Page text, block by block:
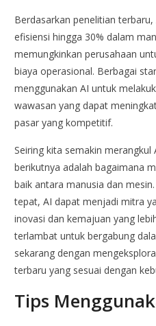
Berdasarkan penelitian
efisiensi hingga 30% dalam
memungkinkan perusahaan
biaya operasional. Berbagai
menggunakan AI untuk
wawasan yang dapat
pasar yang kompetitif.
Seiring kita semakin
berikutnya adalah bagaimana
baik antara manusia dan
tepat, AI dapat menjadi mitra
inovasi dan kemajuan yang
terlambat untuk bergabung
sekarang dengan
terbaru yang sesuai dengan
Tips